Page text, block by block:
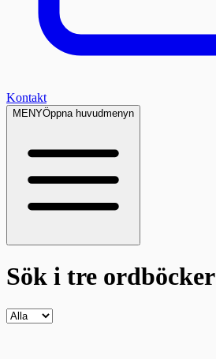
Kontakt
MENYÖppna huvudmenyn
Sök i tre ordböcker